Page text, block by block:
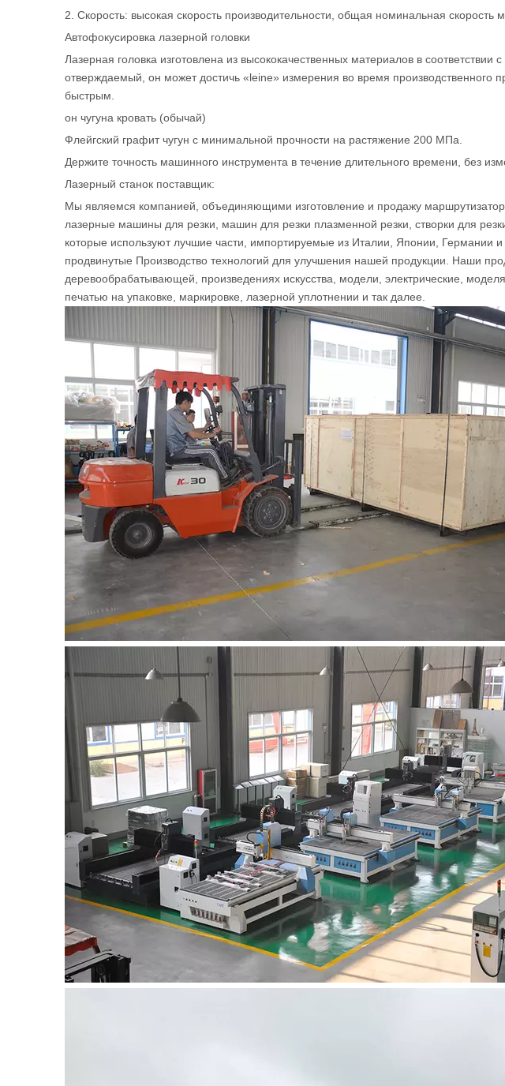
2. Скорость: высокая скорость производительности, общая номинальная скорость
Автофокусировка лазерной головки
Лазерная головка изготовлена ​​из высококачественных материалов в
отверждаемый, он может достичь «leine» измерения во время производственного
быстрым.
он чугуна кровать (обычай)
Флейгский графит чугун с минимальной прочности на растяжение 200 МПа.
Держите точность машинного инструмента в течение длительного времени, без
Лазерный станок поставщик:
Мы являемся компанией, объединяющими изготовление и продажу
лазерные машины для резки, машин для резки плазменной резки, створки для
которые используют лучшие части, импортируемые из Италии, Японии,
продвинутые Производство технологий для улучшения нашей продукции. Наши
деревообрабатывающей, произведениях искусства, модели, электрические,
печатью на упаковке, маркировке, лазерной уплотнении и так далее.